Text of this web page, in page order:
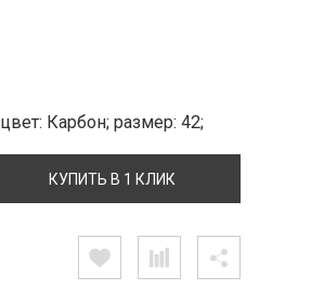
цвет: Карбон; размер: 42;
КУПИТЬ В 1 КЛИК